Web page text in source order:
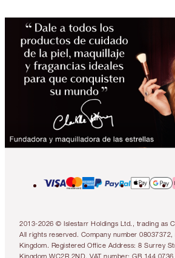
2013-2026 © Islestarr Holdings Ltd., trading as
All rights reserved. Company number
Kingdom. Registered Office Address: 8 Surrey
Kingdom WC2R 2ND. VAT number: GB 144